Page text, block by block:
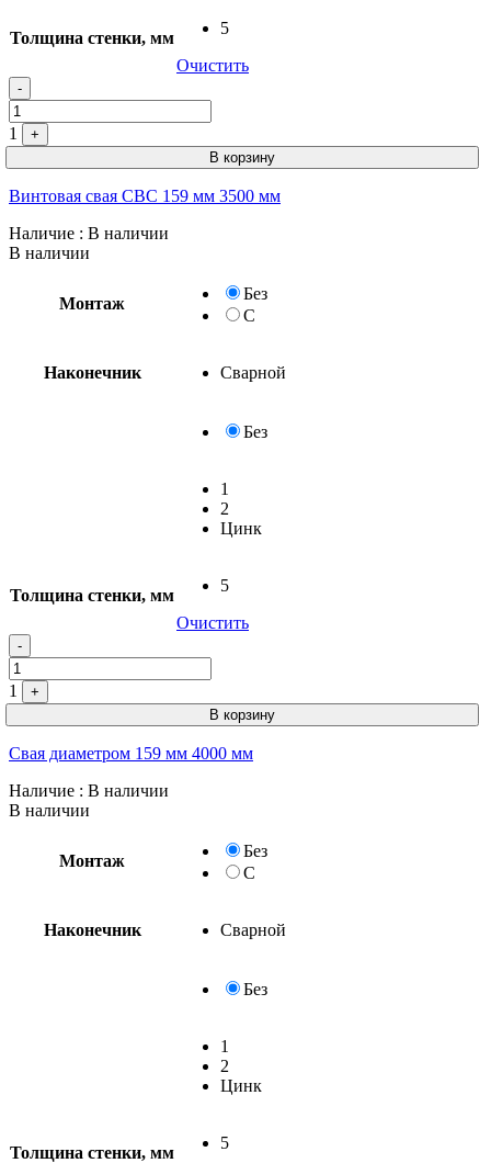
Толщина стенки, мм
5
Очистить
-
1
+
В корзину
Винтовая свая СВС 159 мм 3500 мм
Наличие : В наличии
В наличии
Монтаж
Без
С
Наконечник Сварной
Без
1
2
Цинк
Толщина стенки, мм
5
Очистить
-
1
+
В корзину
Свая диаметром 159 мм 4000 мм
Наличие : В наличии
В наличии
Монтаж
Без
С
Наконечник Сварной
Без
1
2
Цинк
Толщина стенки, мм
5